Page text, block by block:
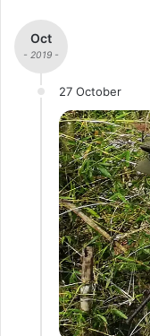
Oct
- 2019 -
27 October